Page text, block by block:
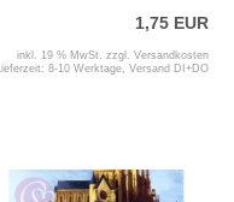
1,75 EUR
inkl. 19 % MwSt. zzgl. Versandkosten
Lieferzeit: 8-10 Werktage, Versand DI+DO